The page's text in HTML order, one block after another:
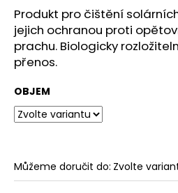
hvězdiček.
Produkt pro čištění
jejich ochranou proti
prachu. Biologicky
přenos.
OBJEM
Můžeme doručit do: Zvolte
HLEDAT
D
o
r
u